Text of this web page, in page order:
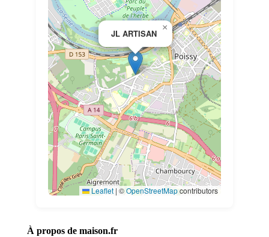
JL ARTISAN
×
Leaflet | ©OpenStreetMapcontributors
À propos de maison.fr